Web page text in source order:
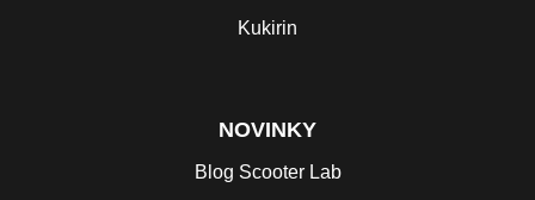
Kukirin
NOVINKY
Blog Scooter Lab